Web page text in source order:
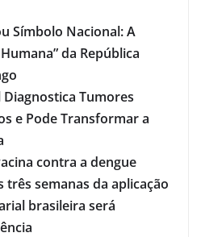
Símbolo Nacional: A
da República
Tumores
e Pode Transformar a
contra a dengue
três semanas da aplicação
brasileira será